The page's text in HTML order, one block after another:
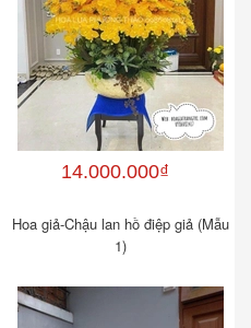
14.000.000₫
Hoa giả-Chậu lan hồ điệp giả (Mẫu
1)